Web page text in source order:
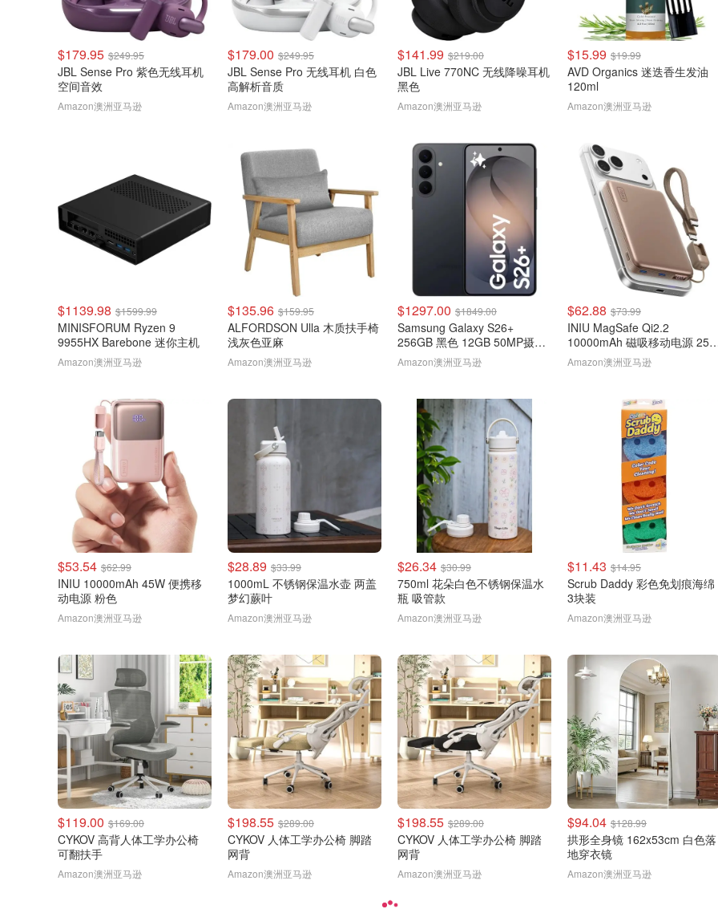
$179.95 $249.95
JBL Sense Pro 紫色无线耳机
空间音效
Amazon澳洲亚马逊
$179.00 $249.95
JBL Sense Pro 无线耳机 白色
高解析音质
Amazon澳洲亚马逊
$141.99 $219.00
JBL Live 770NC 无线降噪耳机
黑色
Amazon澳洲亚马逊
$15.99 $19.99
AVD Organics 迷迭香生发油
120ml
Amazon澳洲亚马逊
$1139.98 $1599.99
MINISFORUM Ryzen 9
9955HX Barebone 迷你主机
Amazon澳洲亚马逊
$135.96 $159.95
ALFORDSON Ulla 木质扶手椅
浅灰色亚麻
Amazon澳洲亚马逊
$1297.00 $1849.00
Samsung Galaxy S26+
256GB 黑色 12GB 50MP摄像
头
Amazon澳洲亚马逊
$62.88 $73.99
INIU MagSafe Qi2.2
10000mAh 磁吸移动电源
棕色
Amazon澳洲亚马逊
$53.54 $62.99
INIU 10000mAh 45W 便携移
动电源 粉色
Amazon澳洲亚马逊
$28.89 $33.99
1000mL 不锈钢保温水壶 两盖
梦幻蕨叶
Amazon澳洲亚马逊
$26.34 $30.99
750ml 花朵白色不锈钢保温水
瓶 吸管款
Amazon澳洲亚马逊
$11.43 $14.95
Scrub Daddy 彩色免划痕海绵
3块装
Amazon澳洲亚马逊
$119.00 $169.00
CYKOV 高背人体工学办公椅
可翻扶手
Amazon澳洲亚马逊
$198.55 $289.00
CYKOV 人体工学办公椅 脚踏
网背
Amazon澳洲亚马逊
$198.55 $289.00
CYKOV 人体工学办公椅 脚踏
网背
Amazon澳洲亚马逊
$94.04 $128.99
拱形全身镜 162x53cm 白色落
地穿衣镜
Amazon澳洲亚马逊